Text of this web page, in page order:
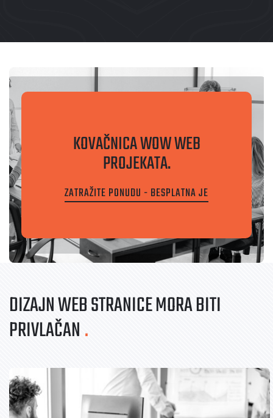
KOVAČNICA WOW WEB
PROJEKATA.
ZATRAŽITE PONUDU - BESPLATNA JE
DIZAJN WEB STRANICE MORA BITI
PRIVLAČAN.